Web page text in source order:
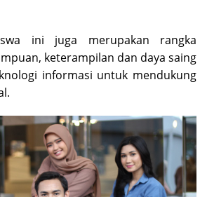
ini juga merupakan rangka
keterampilan dan daya saing
informasi untuk mendukung